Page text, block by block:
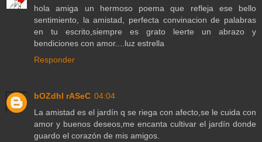
hola amiga un hermoso poema que refleja ese bello
sentimiento, la amistad, perfecta convinacion de palabras
en tu escrito,siempre es grato leerte un abrazo y
bendiciones con amor....luz estrella
Responder
bOZdhI rASeC 04:04
La amistad es el jardín q se riega con afecto,se le cuida con
amor y buenos deseos,me encanta cultivar el jardín donde
guardo el corazón de mis amigos.